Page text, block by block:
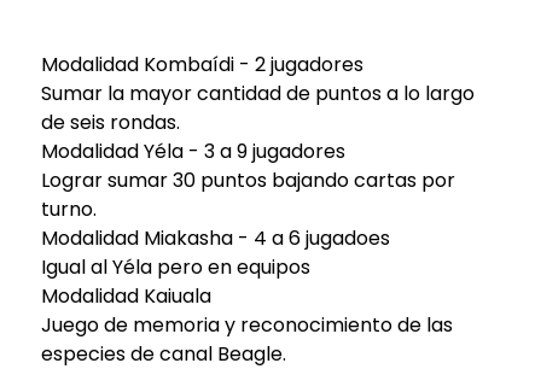
Modalidad Kombaídi - 2 jugadores
Sumar la mayor cantidad de puntos a lo largo
de seis rondas.
Modalidad Yéla - 3 a 9 jugadores
Lograr sumar 30 puntos bajando cartas por
turno.
Modalidad Miakasha - 4 a 6 jugadoes
Igual al Yéla pero en equipos
Modalidad Kaiuala
Juego de memoria y reconocimiento de las
especies de canal Beagle.